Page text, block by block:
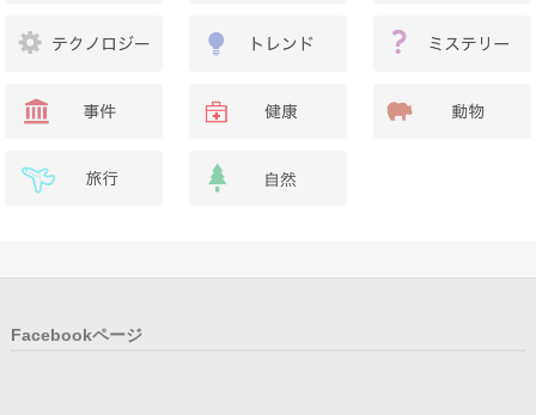
Facebookページ